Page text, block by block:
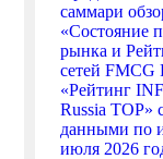
саммари
«Состояние
рынка и
сетей FMCG
«Рейтинг
Russia TOP»
данными по
июля 2026